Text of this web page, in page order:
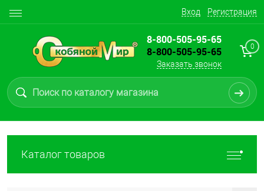
Вход Регистрация
8-800-505-95-65
8-800-505-95-65
Заказать звонок
0
Каталог товаров